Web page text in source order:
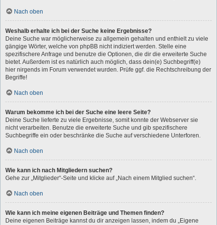
Nach oben
Weshalb erhalte ich bei der Suche keine Ergebnisse?
Deine Suche war möglicherweise zu allgemein gehalten und enthielt zu viele
gängige Wörter, welche von phpBB nicht indiziert werden. Stelle eine
spezifischere Anfrage und benutze die Optionen, die dir die erweiterte Suche
bietet. Außerdem ist es natürlich auch möglich, dass dein(e) Suchbegriff(e)
hier nirgends im Forum verwendet wurden. Prüfe ggf. die Rechtschreibung der
Begriffe!
Nach oben
Warum bekomme ich bei der Suche eine leere Seite?
Deine Suche lieferte zu viele Ergebnisse, somit konnte der Webserver sie
nicht verarbeiten. Benutze die erweiterte Suche und gib spezifischere
Suchbegriffe ein oder beschränke die Suche auf verschiedene Unterforen.
Nach oben
Wie kann ich nach Mitgliedern suchen?
Gehe zur „Mitglieder“-Seite und klicke auf „Nach einem Mitglied suchen“.
Nach oben
Wie kann ich meine eigenen Beiträge und Themen finden?
Deine eigenen Beiträge kannst du dir anzeigen lassen, indem du „Eigene